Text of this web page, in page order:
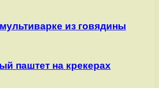
из говядины
паштет на крекерах